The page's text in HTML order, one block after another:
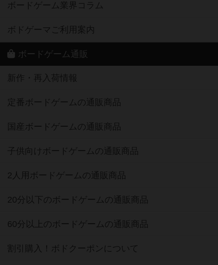
ボードゲーム業界コラム
ボドゲーマご利用案内
ボードゲーム通販
新作・再入荷情報
定番ボードゲームの通販商品
国産ボードゲームの通販商品
子供向けボードゲームの通販商品
2人用ボードゲームの通販商品
20分以下のボードゲームの通販商品
60分以上のボードゲームの通販商品
割引購入！ボドクーポンについて